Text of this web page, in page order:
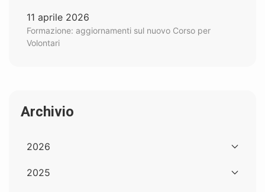
11 aprile 2026
Formazione: aggiornamenti sul nuovo Corso per
Volontari
Archivio
2026
2025